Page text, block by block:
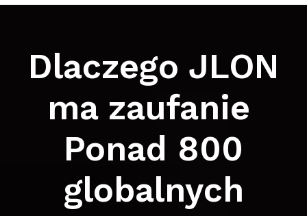
Dlaczego JLON
ma zaufanie
Ponad 800
globalnych